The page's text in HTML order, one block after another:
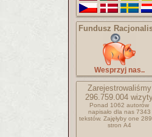
Fundusz
Wesprzyj nas..
Zarejestrowaliśmy
296.759.004
Ponad 1062 autorów
napisało dla nas 7343
tekstów. Zajęłyby one
stron A4